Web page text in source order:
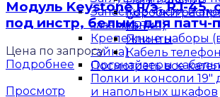
Запасные части и
заземления)
Крепежные наборы
гайка)
Органайзеры
Полки и консоли 19"
и напольных шкафов
Коробки
КРТ
Плинты
Кабель
Посмотреть все
Модуль Keystone н/э, RJ-45,
под инстр, белый, для патч-
Цена по запросу
Подробнее
Просмотр